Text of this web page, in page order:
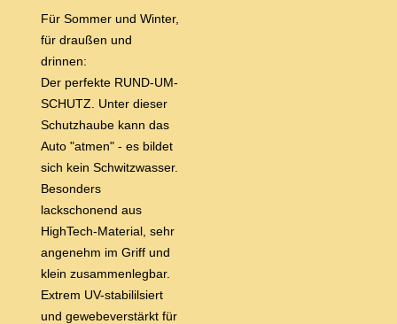
Für Sommer und Winter,
für draußen und
drinnen:
Der perfekte RUND-UM-
SCHUTZ. Unter dieser
Schutzhaube kann das
Auto "atmen" - es bildet
sich kein Schwitzwasser.
Besonders
lackschonend aus
HighTech-Material, sehr
angenehm im Griff und
klein zusammenlegbar.
Extrem UV-stabililsiert
und gewebeverstärkt für